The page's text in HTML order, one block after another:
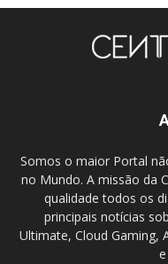
Somos o maior Portal
no Mundo. A missão da
qualidade todos os
principais notícias
Ultimate, Cloud Gaming,